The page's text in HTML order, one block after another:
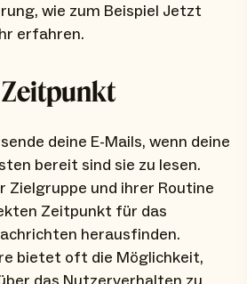
wie zum Beispiel Jetzt
erfahren.
deine E-Mails, wenn deine
bereit sind sie zu lesen.
Zielgruppe und ihrer Routine
Zeitpunkt für das
herausfinden.
bietet oft die Möglichkeit,